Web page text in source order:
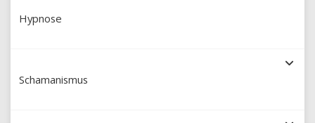
Hypnose
SchamanismusSoz. Pädagoge aus Peru)